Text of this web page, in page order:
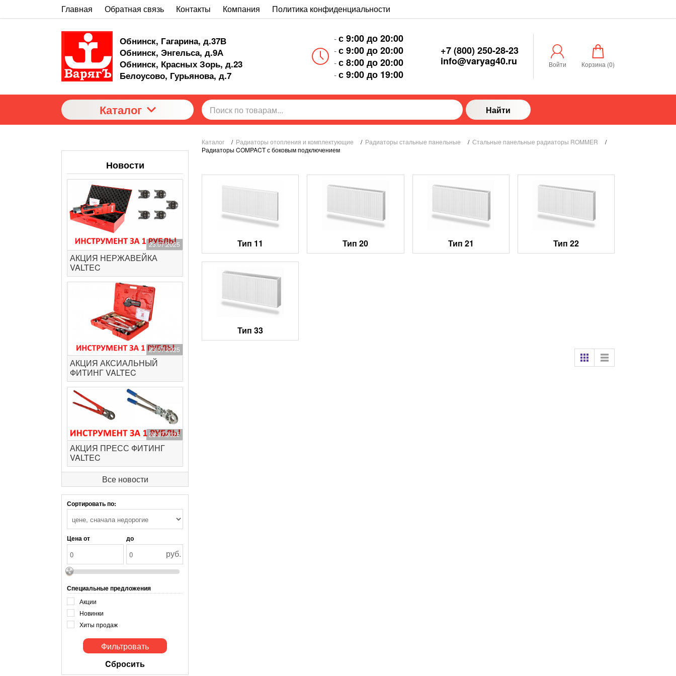
Главная Обратная связь Контакты Компания Политика конфиденциальности
Обнинск, Гагарина, д.37В
Обнинск, Энгельса, д.9А
Обнинск, Красных Зорь, д.23
Белоусово, Гурьянова, д.7
-с 9:00 до 20:00
-с 9:00 до 20:00
-с 8:00 до 20:00
-с 9:00 до 19:00
+7 (800) 250-28-23
info@varyag40.ru
Войти Корзина (0)
Каталог Найти
Новости
23.07.2025
АКЦИЯ НЕРЖАВЕЙКА
VALTEC
23.07.2025
АКЦИЯ АКСИАЛЬНЫЙ
ФИТИНГ VALTEC
23.07.2025
АКЦИЯ ПРЕСС ФИТИНГ
VALTEC
Все новости
Сортировать по:
Цена от до
руб.
Специальные предложения
Акции
Новинки
Хиты продаж
Cбросить
Каталог / Радиаторы отопления и комплектующие / Радиаторы стальные панельные / Стальные панельные радиаторы ROMMER
/
Радиаторы COMPACT с боковым подключением
Тип 11 Тип 20 Тип 21 Тип 22
Тип 33